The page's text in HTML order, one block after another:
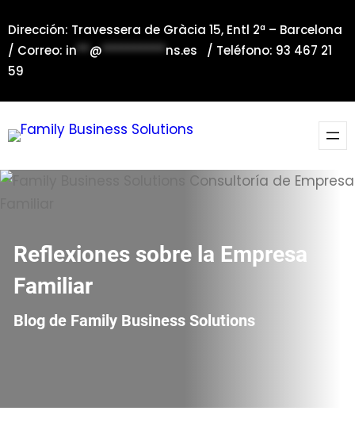
al
contenido
Dirección: Travessera de Gràcia 15, Entl 2ª – Barcelona
/ Correo: in**@**********ns.es / Teléfono: 93 467 21
59
Reflexiones sobre la Empresa
Familiar
Blog de Family Business Solutions